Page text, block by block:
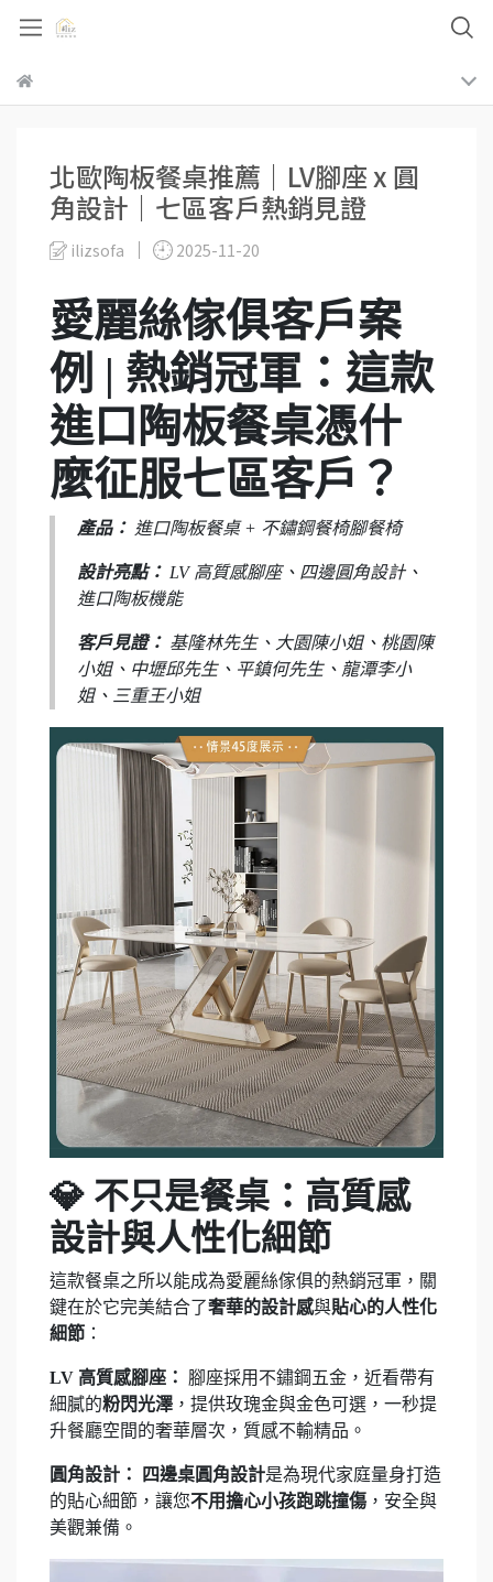
北歐陶板餐桌推薦｜LV腳座 x 圓
角設計｜七區客戶熱銷見證
ilizsofa 2025-11-20
愛麗絲傢俱客戶案
例 | 熱銷冠軍：這款
進口陶板餐桌憑什
麼征服七區客戶？
產品： 進口陶板餐桌 + 不鏽鋼餐椅腳餐椅
設計亮點： LV 高質感腳座、四邊圓角設計、
進口陶板機能
客戶見證： 基隆林先生、大園陳小姐、桃園陳
小姐、中壢邱先生、平鎮何先生、龍潭李小
姐、三重王小姐
💎 不只是餐桌：高質感
設計與人性化細節
這款餐桌之所以能成為愛麗絲傢俱的熱銷冠軍，關
鍵在於它完美結合了奢華的設計感與貼心的人性化
細節 ：
LV 高質感腳座：
腳座採用不鏽鋼五金，近看帶有
細膩的粉閃光澤 ，提供玫瑰金與金色可選，一秒提
升餐廳空間的奢華層次，質感不輸精品。
圓角設計： 四邊桌圓角設計是為現代家庭量身打造
的貼心細節，讓您不用擔心小孩跑跳撞傷 ，安全與
美觀兼備。